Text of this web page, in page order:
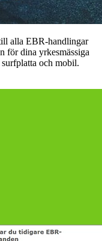
alla EBR-handlingar
för dina yrkesmässiga
och mobil.